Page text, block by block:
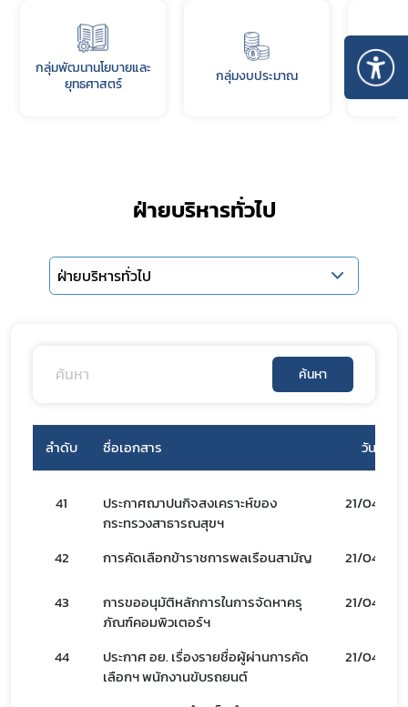
กลุ่มพัฒนานโยบายและ
ยุทธศาสตร์
กลุ่มงบประมาณ กลุ่มแผน
ฝ่ายบริหารทั่วไป
ฝ่ายบริหารทั่วไป
ค้นหา
ลำดับ ชื่อเอกสาร วันที่
41
ประกาศฌาปนกิจสงเคราะห์ของ
กระทรวงสาธารณสุขฯ
21/04/66
42 การคัดเลือกข้าราชการพลเรือนสามัญ 21/04/66
43
การขออนุมัติหลักการในการจัดหาครุ
ภัณฑ์คอมพิวเตอร์ฯ
21/04/66
44
ประกาศ อย. เรื่องรายชื่อผู้ผ่านการคัด
เลือกฯ พนักงานขับรถยนต์
21/04/66
Subscribe